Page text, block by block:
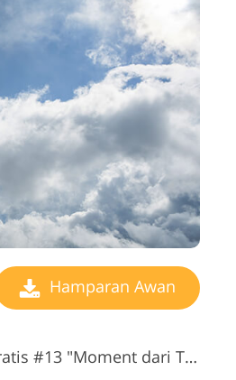
Hamparan Awan
#13 "Moment dari Tenang"